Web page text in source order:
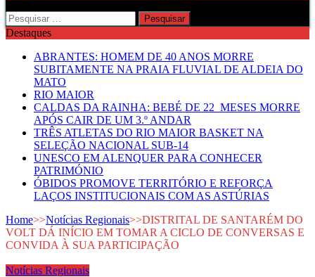
Pesquisar
por:
Destaques
ABRANTES: HOMEM DE 40 ANOS MORRE
SUBITAMENTE NA PRAIA FLUVIAL DE ALDEIA DO
MATO
RIO MAIOR
CALDAS DA RAINHA: BEBÉ DE 22 MESES MORRE
APÓS CAIR DE UM 3.º ANDAR
TRÊS ATLETAS DO RIO MAIOR BASKET NA
SELEÇÃO NACIONAL SUB-14
UNESCO EM ALENQUER PARA CONHECER
PATRIMÓNIO
ÓBIDOS PROMOVE TERRITÓRIO E REFORÇA
LAÇOS INSTITUCIONAIS COM AS ASTÚRIAS
Home>>Notícias Regionais>>DISTRITAL DE SANTARÉM DO
VOLT DÁ INÍCIO EM TOMAR A CICLO DE CONVERSAS E
CONVIDA À SUA PARTICIPAÇÃO
Notícias Regionais